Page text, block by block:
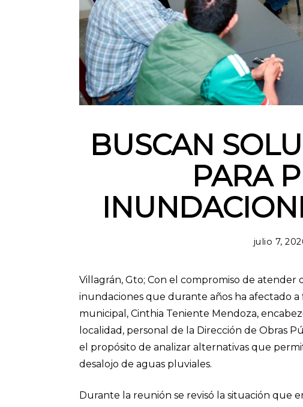
BUSCAN
PARA
julio 7,
Villagrán, Gto; Con el compromiso de
inundaciones que durante años ha afectado a
municipal, Cinthia Teniente Mendoza,
localidad, personal de la Dirección de Obras
el propósito de analizar alternativas que
desalojo de aguas pluviales.
Durante la reunión se revisó la situación que